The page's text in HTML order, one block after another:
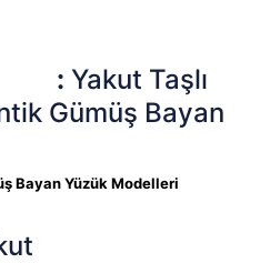
: Yakut Taşlı
Gümüş Bayan
Bayan Yüzük Modelleri